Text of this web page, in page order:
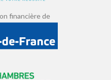
financière de